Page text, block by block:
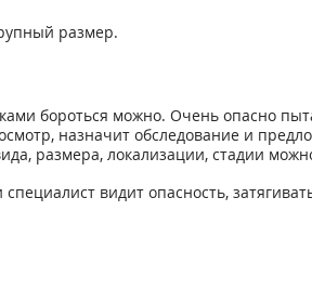
размер.
бороться можно. Очень опасно
назначит обследование и
размера, локализации, стадии
видит опасность,